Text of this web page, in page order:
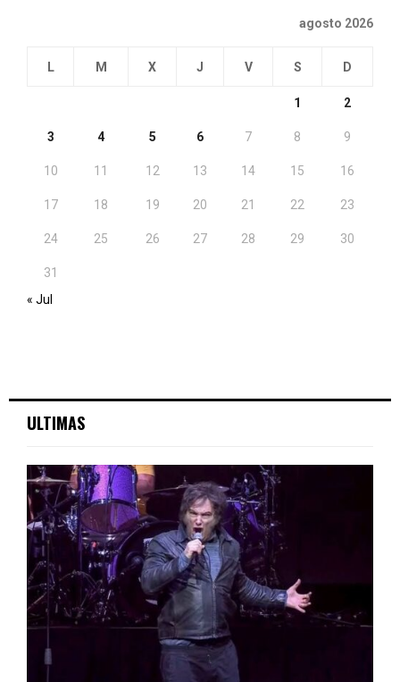
agosto 2026
L M X J V S D
1 2
3 4 5 6 7 8 9
10 11 12 13 14 15 16
17 18 19 20 21 22 23
24 25 26 27 28 29 30
31
« Jul
ULTIMAS